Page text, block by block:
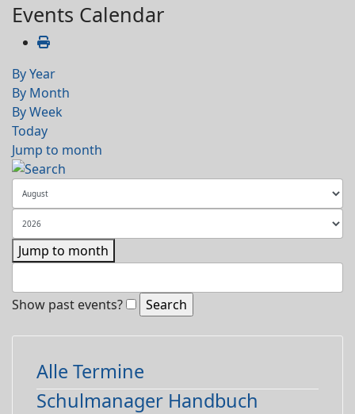
Events Calendar
By Year
By Month
By Week
Today
Jump to month
Jump to month
Show past events?
Alle Termine
Schulmanager Handbuch